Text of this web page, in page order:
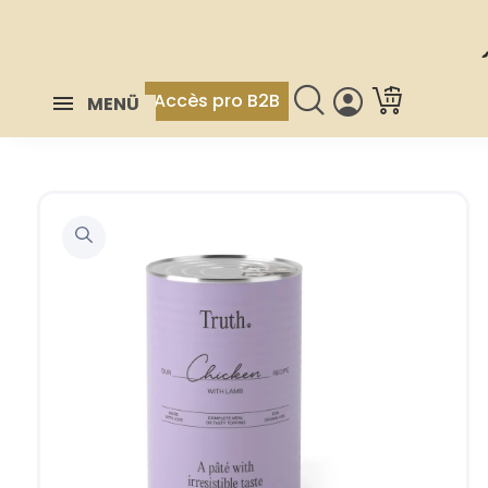
MENÜ Accès pro B2B